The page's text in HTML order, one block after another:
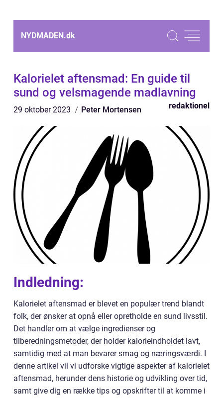
NYDMADEN.dk
Kalorielet aftensmad: En guide til
sund og velsmagende madlavning
29 oktober 2023 Peter Mortensen redaktionel
Indledning:
Kalorielet aftensmad er blevet en populær trend blandt
folk, der ønsker at opnå eller opretholde en sund livsstil.
Det handler om at vælge ingredienser og
tilberedningsmetoder, der holder kalorieindholdet lavt,
samtidig med at man bevarer smag og næringsværdi. I
denne artikel vil vi udforske vigtige aspekter af kalorielet
aftensmad, herunder dens historie og udvikling over tid,
samt give dig en række tips og opskrifter til at komme i